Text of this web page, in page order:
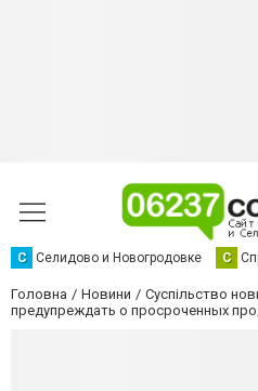
С Селидово и Новогродовке С
Головна Новини Суспільство
предупреждать о просроченных